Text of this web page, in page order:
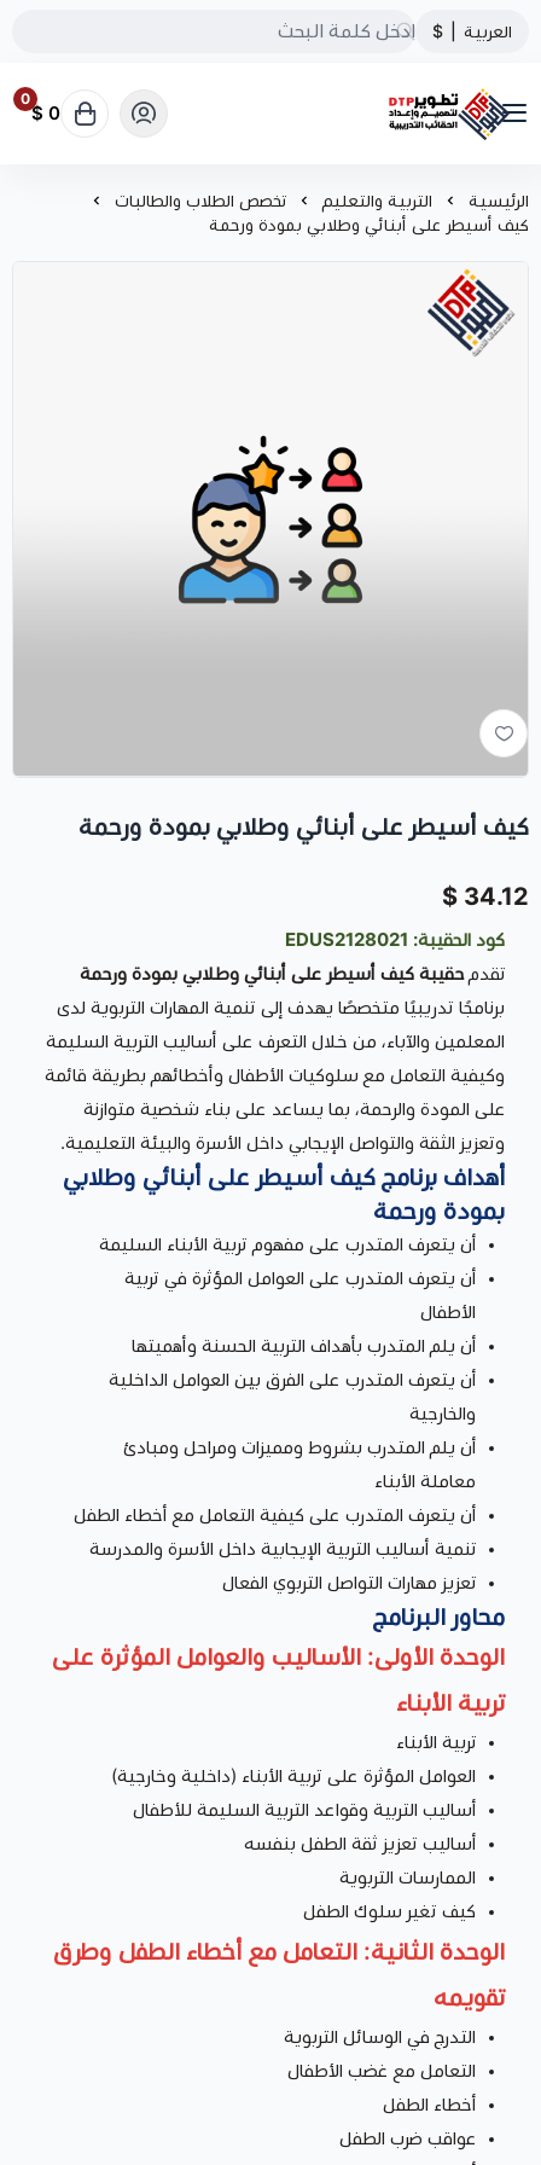
العربية $
تطوير الحقائب التدريبية
0
0 $
الرئيسية التربية والتعليم
تخصص الطلاب والطالبات
كيف أسيطر على أبنائي وطلابي بمودة ورحمة
كيف أسيطر على أبنائي وطلابي بمودة ورحمة
34.12 $
كود الحقيبة: EDUS2128021
تقدمحقيبة كيف أسيطر على أبنائي وطلابي بمودة ورحمة
برنامجًا تدريبيًا متخصصًا يهدف إلى تنمية المهارات التربوية لدى
المعلمين والآباء، من خلال التعرف على أساليب التربية السليمة
وكيفية التعامل مع سلوكيات الأطفال وأخطائهم بطريقة قائمة
على المودة والرحمة، بما يساعد على بناء شخصية متوازنة
وتعزيز الثقة والتواصل الإيجابي داخل الأسرة والبيئة التعليمية.
أهداف برنامج كيف أسيطر على أبنائي وطلابي
بمودة ورحمة
أن يتعرف المتدرب على مفهوم تربية الأبناء السليمة
أن يتعرف المتدرب على العوامل المؤثرة في تربية
الأطفال
أن يلم المتدرب بأهداف التربية الحسنة وأهميتها
أن يتعرف المتدرب على الفرق بين العوامل الداخلية
والخارجية
أن يلم المتدرب بشروط ومميزات ومراحل ومبادئ
معاملة الأبناء
أن يتعرف المتدرب على كيفية التعامل مع أخطاء الطفل
تنمية أساليب التربية الإيجابية داخل الأسرة والمدرسة
تعزيز مهارات التواصل التربوي الفعال
محاور البرنامج
الوحدة الأولى: الأساليب والعوامل المؤثرة على
تربية الأبناء
تربية الأبناء
العوامل المؤثرة على تربية الأبناء (داخلية وخارجية)
أساليب التربية وقواعد التربية السليمة للأطفال
أساليب تعزيز ثقة الطفل بنفسه
الممارسات التربوية
كيف تغير سلوك الطفل
الوحدة الثانية: التعامل مع أخطاء الطفل وطرق
تقويمه
التدرج في الوسائل التربوية
التعامل مع غضب الأطفال
أخطاء الطفل
عواقب ضرب الطفل